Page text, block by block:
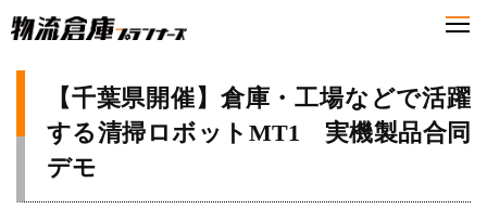
【千葉県開催】倉庫・工場などで活躍
する清掃ロボットMT1 実機製品合同
デモ